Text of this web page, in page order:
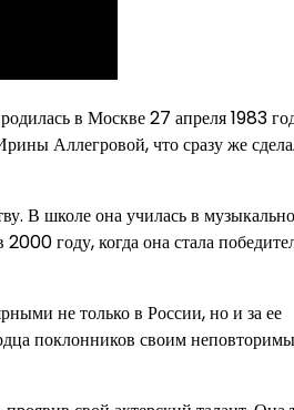
в Москве 27 апреля 1983
Аллегровой, что сразу же
В школе она училась в
году, когда она стала
не только в России, но и за ее
поклонников своим